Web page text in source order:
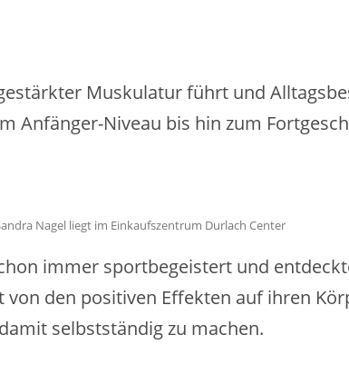
Muskulatur führt und
Niveau bis hin zum
Nagel liegt im Einkaufszentrum Durlach Center
immer sportbegeistert und
den positiven Effekten auf ihren
selbstständig zu machen.